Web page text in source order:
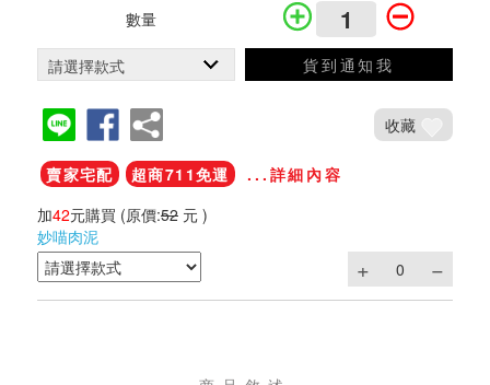
數量
貨到通知我
收藏
賣家宅配 超商711免運
...詳細內容
加42元購買 (原價:52 元 )
妙喵肉泥